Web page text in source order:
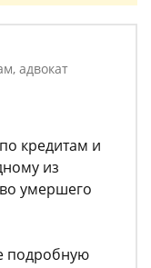
адвокат
кредитам и
из
умершего
подробную